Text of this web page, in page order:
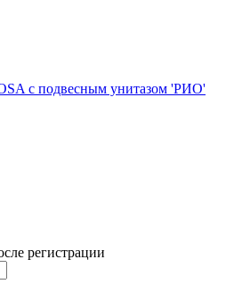
с подвесным унитазом 'РИО'
регистрации